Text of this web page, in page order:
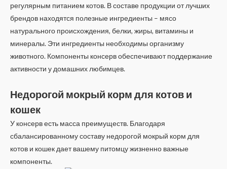
регулярным питанием котов. В составе продукции от лучших
брендов находятся полезные ингредиенты – мясо
натурального происхождения, белки, жиры, витамины и
минералы. Эти ингредиенты необходимы организму
животного. Компоненты консерв обеспечивают поддержание
активности у домашних любимцев.
Недорогой мокрый корм для котов и
кошек
У консерв есть масса преимуществ. Благодаря
сбалансированному составу недорогой мокрый корм для
котов и кошек дает вашему питомцу жизненно важные
компоненты.